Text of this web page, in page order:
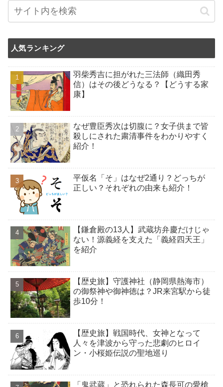
人気ランキング
羽柴秀吉に担がれた三法師（織田秀
信）はその後どうなる？【どうする家
康】
なぜ豊臣秀次は切腹に？女子供まで皆
殺しにされた粛清事件をわかりやすく
紹介！
平仮名「そ」はなぜ2通り？どっちが
正しい？それぞれの由来も紹介！
【鎌倉殿の13人】武蔵坊弁慶だけじゃ
ない！源義経を支えた「義経四天王」
を紹介
【歴史旅】守護神社（静岡県熱海市）
の御祭神や御神徳は？JR来宮駅から徒
歩10分！
【歴史旅】戦国時代、女神となって
人々を津波から守った悲劇のヒロイ
ン・小桜姫伝説の聖地巡り
「鬼武蔵」と恐れられた森長可の愛槍